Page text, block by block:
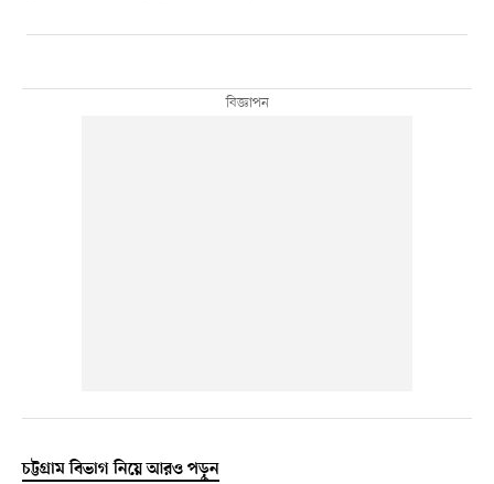
চট্টগ্রাম বিভাগ নিয়ে আরও পড়ুন